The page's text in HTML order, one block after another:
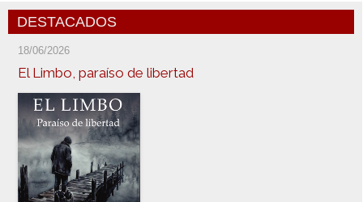
DESTACADOS
18/06/2026
El Limbo, paraíso de libertad